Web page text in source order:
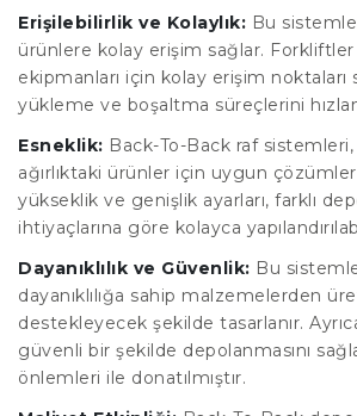
Erişilebilirlik ve Kolaylık: Bu
ürünlere kolay erişim sağlar.
ekipmanları için kolay erişim noktaları
yükleme ve boşaltma süreçlerini
Esneklik: Back-To-Back raf
ağırlıktaki ürünler için uygun çözümler
yükseklik ve genişlik ayarları, farklı
ihtiyaçlarına göre kolayca
Dayanıklılık ve Güvenlik: Bu
dayanıklılığa sahip malzemelerden
destekleyecek şekilde tasarlanır.
güvenli bir şekilde depolanmasını
önlemleri ile donatılmıştır.